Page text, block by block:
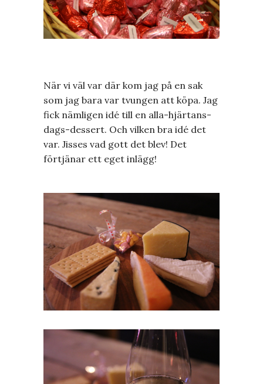
När vi väl var där kom jag på en sak
som jag bara var tvungen att köpa. Jag
fick nämligen idé till en alla-hjärtans-
dags-dessert. Och vilken bra idé det
var. Jisses vad gott det blev! Det
förtjänar ett eget inlägg!